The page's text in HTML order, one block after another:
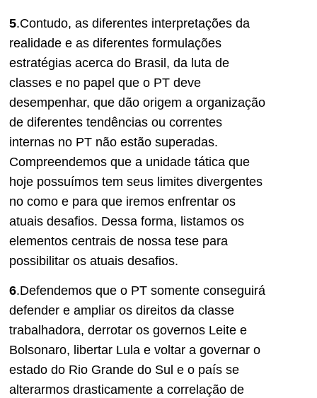
5.Contudo, as diferentes interpretações da
realidade e as diferentes formulações
estratégias acerca do Brasil, da luta de
classes e no papel que o PT deve
desempenhar, que dão origem a organização
de diferentes tendências ou correntes
internas no PT não estão superadas.
Compreendemos que a unidade tática que
hoje possuímos tem seus limites divergentes
no como e para que iremos enfrentar os
atuais desafios. Dessa forma, listamos os
elementos centrais de nossa tese para
possibilitar os atuais desafios.
6.Defendemos que o PT somente conseguirá
defender e ampliar os direitos da classe
trabalhadora, derrotar os governos Leite e
Bolsonaro, libertar Lula e voltar a governar o
estado do Rio Grande do Sul e o país se
alterarmos drasticamente a correlação de